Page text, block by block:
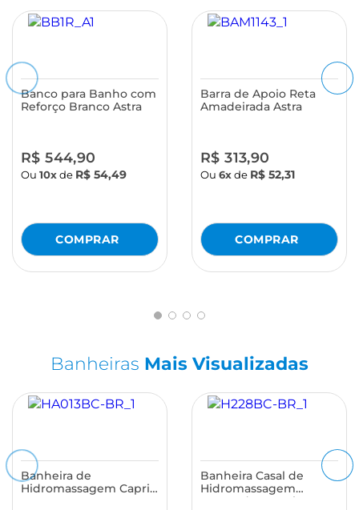
Banco para Banho com
Reforço Branco Astra
R$ 544,90
Ou 10xde R$ 54,49
Barra de Apoio Reta
Amadeirada Astra
R$ 313,90
Ou 6xde R$ 52,31
Banheiras Mais Visualizadas
Banheira de
Hidromassagem Capri
Banheira Casal de
Hidromassagem
Serenade Maggiore